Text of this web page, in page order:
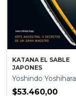
KATANA EL SABLE
JAPONES
Yoshindo Yoshihara
$53.460,00